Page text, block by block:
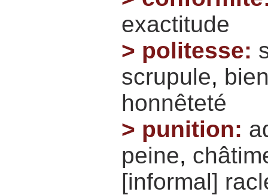
exactitude
> politesse:
scrupule,
honnêteté
> punition:
peine,
[informal]